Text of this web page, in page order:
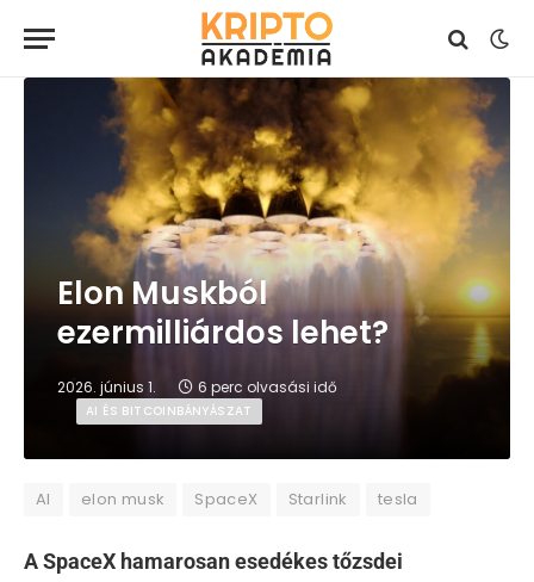
Elon Muskból
ezermilliárdos lehet?
2026. június 1. 6 perc olvasási idő
AI ÉS BITCOINBÁNYÁSZAT
AI elon musk SpaceX Starlink tesla
A SpaceX hamarosan esedékes tőzsdei